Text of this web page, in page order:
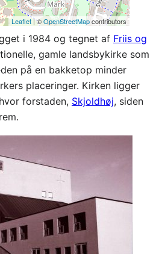
Leaflet| ©OpenStreetMapcontributors
i 1984 og tegnet af Friis og
gamle landsbykirke som
på en bakketop minder
placeringer. Kirken ligger
forstaden, Skjoldhøj, siden